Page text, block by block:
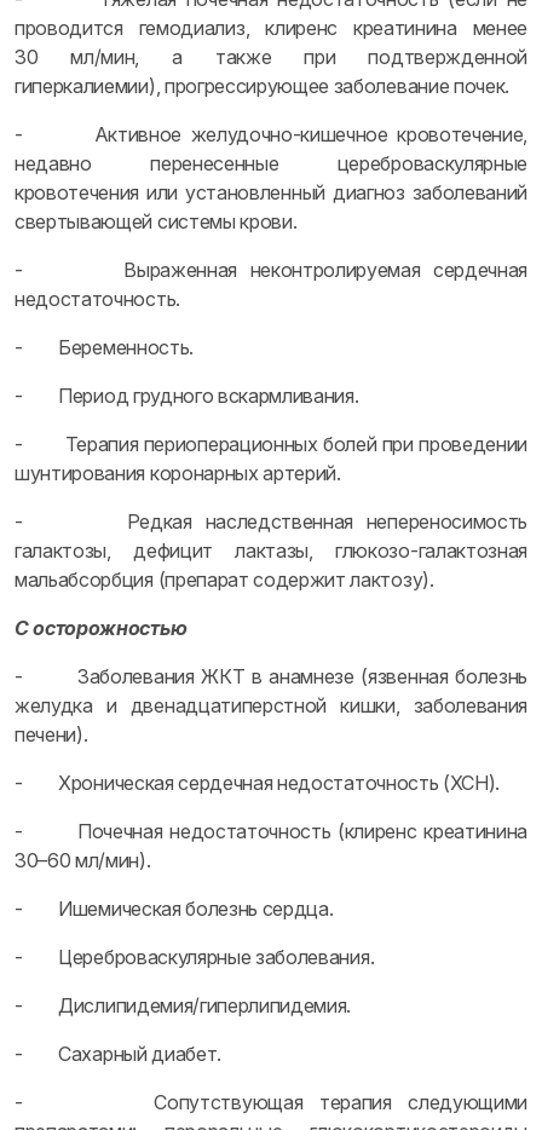
проводится гемодиализ, клиренс креатинина менее
30 мл/мин, а также при подтвержденной
гиперкалиемии), прогрессирующее заболевание почек.
- Активное желудочно-кишечное кровотечение,
недавно перенесенные цереброваскулярные
кровотечения или установленный диагноз заболеваний
свертывающей системы крови.
- Выраженная неконтролируемая сердечная
недостаточность.
- Беременность.
- Период грудного вскармливания.
- Терапия периоперационных болей при проведении
шунтирования коронарных артерий.
- Редкая наследственная непереносимость
галактозы, дефицит лактазы, глюкозо-галактозная
мальабсорбция (препарат содержит лактозу).
С осторожностью
- Заболевания ЖКТ в анамнезе (язвенная болезнь
желудка и двенадцатиперстной кишки, заболевания
печени).
- Хроническая сердечная недостаточность (ХСН).
- Почечная недостаточность (клиренс креатинина
30–60 мл/мин).
- Ишемическая болезнь сердца.
- Цереброваскулярные заболевания.
- Дислипидемия/гиперлипидемия.
- Сахарный диабет.
- Сопутствующая терапия следующими